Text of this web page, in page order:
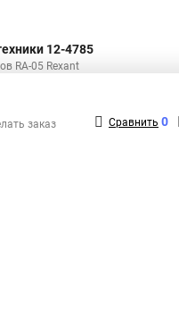
12-4785
RA-05 Rexant
заказ Сравнить 0